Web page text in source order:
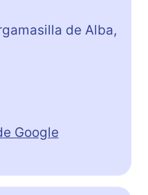
de Alba,
Google